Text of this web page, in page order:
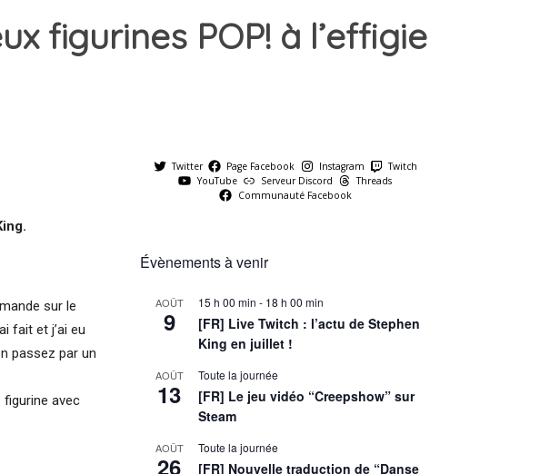
figurines POP! à l’effigie
sur le
fait et j’ai eu
passez par un
figurine avec
Twitter Page Facebook Instagram
Twitch
YouTube
Serveur Discord
Threads
Communauté Facebook
Évènements à venir
AOÛT
9
15 h 00 min - 18 h 00 min
[FR] Live Twitch : l’actu de Stephen
King en juillet !
AOÛT
13
Toute la journée
[FR] Le jeu vidéo “Creepshow” sur
Steam
AOÛT
26
Toute la journée
[FR] Nouvelle traduction de “Danse